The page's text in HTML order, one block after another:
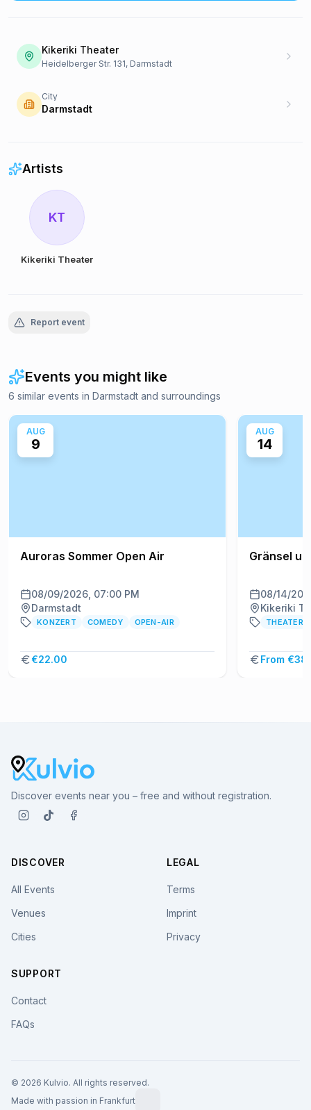
Kikeriki Theater
Heidelberger Str. 131, Darmstadt
City
Darmstadt
Artists
KT
Kikeriki Theater
Report event
Events you might like
6 similar events in Darmstadt and surroundings
AUG
9
Auroras Sommer Open Air
08/09/2026, 07:00 PM
Darmstadt
KONZERT COMEDY OPEN-AIR
€22.00
AUG
14
Gränsel
08/14/
Kikeriki
THEATER
From
Discover events near you – free and without registration.
DISCOVER
All Events
Venues
Cities
LEGAL
Terms
Imprint
Privacy
SUPPORT
Contact
FAQs
© 2026 Kulvio. All rights reserved.
Made with passion in Frankfurt